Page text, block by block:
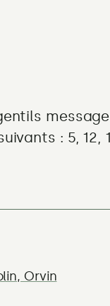
: 5, 12,
Orvin